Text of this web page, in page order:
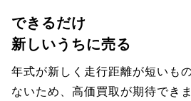
できるだけ
新しいうちに売る
年式が新しく走行距離が短いも
ないため、高価買取が期待でき